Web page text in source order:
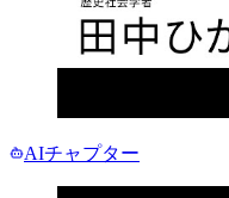
AIチャプター